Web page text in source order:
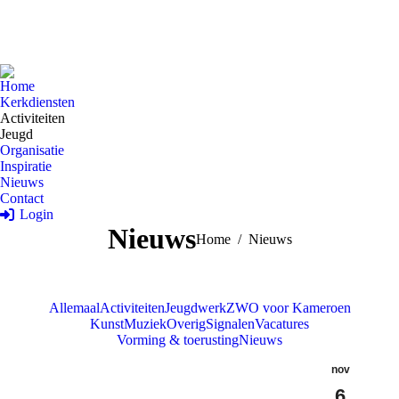
Home
Kerkdiensten
Activiteiten
Jeugd
Organisatie
Inspiratie
Nieuws
Contact
Login
NieuwsJe bent hier:
Home Nieuws
AllemaalActiviteitenJeugdwerkZWO voor Kameroen
KunstMuziekOverigSignalenVacatures
Vorming & toerustingNieuws
nov